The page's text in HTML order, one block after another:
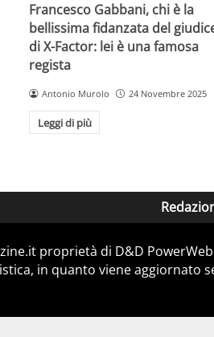
Francesco Gabbani, chi è la
bellissima fidanzata del
di X-Factor: lei è una famosa
regista
Antonio Murolo 24 Novembre 2025
Leggi di più
proprietà di D&D
in quanto viene